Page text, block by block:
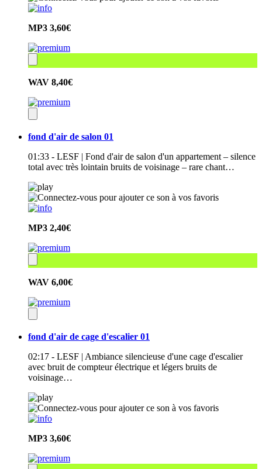
MP3 3,60€
WAV 8,40€
fond d'air de salon 01
01:33 - LESF | Fond d'air de salon d'un appartement – silence
total avec très lointain bruits de voisinage – rare chant…
MP3 2,40€
WAV 6,00€
fond d'air de cage d'escalier 01
02:17 - LESF | Ambiance silencieuse d'une cage d'escalier
avec bruit de compteur électrique et légers bruits de
voisinage…
MP3 3,60€